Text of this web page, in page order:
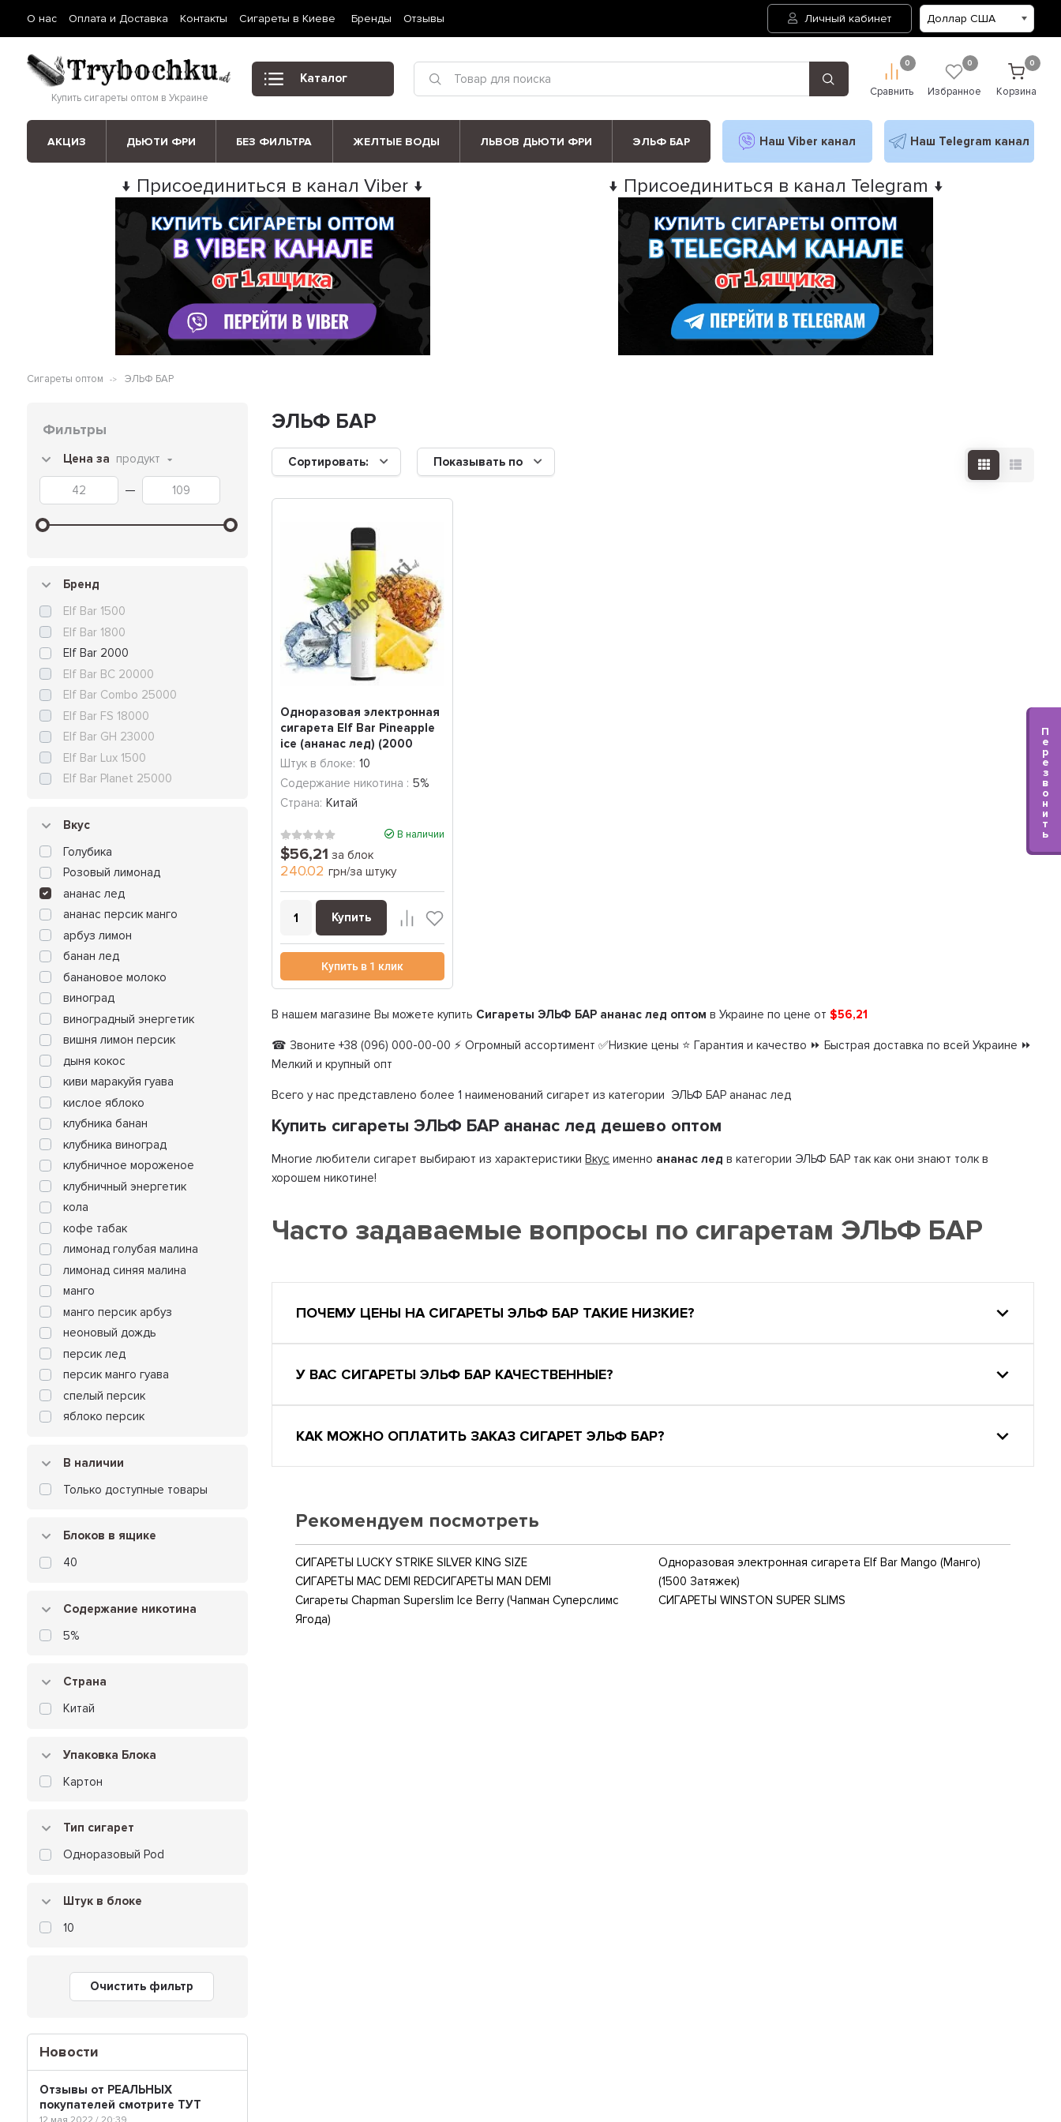
О нас Оплата и Доставка Контакты Сигареты в Киеве Бренды Отзывы Личный кабинет
Купить сигареты оптом в Украине
Каталог
0
Сравнить
0
Избранное
0
Корзина
АКЦИЗ ДЬЮТИ ФРИ БЕЗ ФИЛЬТРА ЖЕЛТЫЕ ВОДЫ ЛЬВОВ ДЬЮТИ ФРИ ЭЛЬФ БАР Наш Viber канал Наш Telegram канал
↓ Присоединиться в канал Viber ↓ ↓ Присоединиться в канал Telegram ↓
Сигареты оптом ЭЛЬФ БАР
Фильтры
Цена за продукт
—
Бренд
Elf Bar 1500
Elf Bar 1800
Elf Bar 2000
Elf Bar BC 20000
Elf Bar Combo 25000
Elf Bar FS 18000
Elf Bar GH 23000
Elf Bar Lux 1500
Elf Bar Planet 25000
Вкус
Голубика
Розовый лимонад
ананас лед
ананас персик манго
арбуз лимон
банан лед
банановое молоко
виноград
виноградный энергетик
вишня лимон персик
дыня кокос
киви маракуйя гуава
кислое яблоко
клубника банан
клубника виноград
клубничное мороженое
клубничный энергетик
кола
кофе табак
лимонад голубая малина
лимонад синяя малина
манго
манго персик арбуз
неоновый дождь
персик лед
персик манго гуава
спелый персик
яблоко персик
В наличии
Только доступные товары
Блоков в ящике
40
Содержание никотина
5%
Страна
Китай
Упаковка Блока
Картон
Тип сигарет
Одноразовый Pod
Штук в блоке
10
Очистить фильтр
Новости
Отзывы от РЕАЛЬНЫХ
покупателей смотрите ТУТ
ЭЛЬФ БАР
Сортировать: Показывать по
Одноразовая электронная
сигарета Elf Bar Pineapple
ice (ананас лед) (2000
Зат...
Штук в блоке: 10
Содержание никотина : 5%
Страна: Китай
В наличии
$56,21 за блок
240.02 грн/за штуку
Купить
Купить в 1 клик
В нашем магазине Вы можете купить Сигареты ЭЛЬФ БАР ананас лед оптом в Украине по цене от$56,21
☎ Звоните +38 (096) 000-00-00 ⚡ Огромный ассортимент ✅Низкие цены ⭐ Гарантия и качество ⏩ Быстрая доставка по всей Украине ⏩
Мелкий и крупный опт
Всего у нас представлено более 1 наименований сигарет из категории ЭЛЬФ БАР ананас лед
Купить сигареты ЭЛЬФ БАР ананас лед дешево оптом
Многие любители сигарет выбирают из характеристикиВкус именно ананас лед в категории ЭЛЬФ БАР так как они знают толк в
хорошем никотине!
Часто задаваемые вопросы по сигаретам ЭЛЬФ БАР
ПОЧЕМУ ЦЕНЫ НА СИГАРЕТЫ ЭЛЬФ БАР ТАКИЕ НИЗКИЕ?
У ВАС СИГАРЕТЫ ЭЛЬФ БАР КАЧЕСТВЕННЫЕ?
КАК МОЖНО ОПЛАТИТЬ ЗАКАЗ СИГАРЕТ ЭЛЬФ БАР?
Рекомендуем посмотреть
СИГАРЕТЫ LUCKY STRIKE SILVER KING SIZE
СИГАРЕТЫ MAC DEMI REDСИГАРЕТЫ MAN DEMI
Сигареты Chapman Superslim Ice Berry (Чапман Суперслимс
Ягода)
Одноразовая электронная сигарета Elf Bar Mango (Манго)
(1500 Затяжек)
СИГАРЕТЫ WINSTON SUPER SLIMS
П
е
р
е
з
в
о
н
и
т
ь